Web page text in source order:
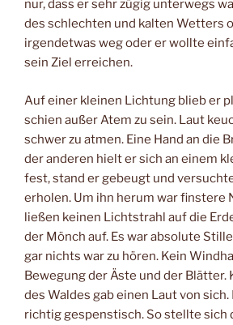
nur, dass er sehr zügig unterwegs
des schlechten und kalten Wetters
irgendetwas weg oder er wollte
sein Ziel erreichen.
Auf einer kleinen Lichtung blieb er
schien außer Atem zu sein. Laut
schwer zu atmen. Eine Hand an die
der anderen hielt er sich an einem
fest, stand er gebeugt und
erholen. Um ihn herum war finstere
ließen keinen Lichtstrahl auf die
der Mönch auf. Es war absolute
gar nichts war zu hören. Kein
Bewegung der Äste und der Blätter.
des Waldes gab einen Laut von
richtig gespenstisch. So stellte sich